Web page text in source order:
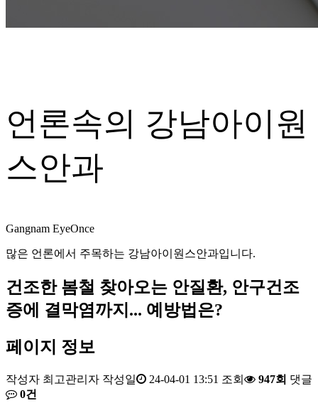
언론속의 강남아이원
스안과
Gangnam EyeOnce
많은 언론에서 주목하는 강남아이원스안과입니다.
건조한 봄철 찾아오는 안질환, 안구건조
증에 결막염까지... 예방법은?
페이지 정보
작성자 최고관리자 작성일 24-04-01 13:51 조회 947회 댓글
0건